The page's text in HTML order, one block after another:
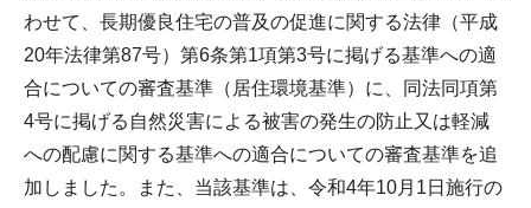
わせて、長期優良住宅の普及の促進に関する法律（平成
20年法律第87号）第6条第1項第3号に掲げる基準への適
合についての審査基準（居住環境基準）に、同法同項第
4号に掲げる自然災害による被害の発生の防止又は軽減
への配慮に関する基準への適合についての審査基準を追
加しました。また、当該基準は、令和4年10月1日施行の